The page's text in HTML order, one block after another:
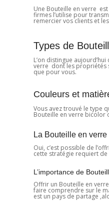
Une Bouteille en verre
firmes l’utilise pour
remercier vos clients et
Types de
L’on distingue
verre dont les propriétés
que pour vous.
Couleurs et
Vous avez trouvé le type
Bouteille en verre bicolor
La Bouteille en
Oui, c’est possible de
cette stratégie requiert de
L’importance de
Offrir un Bouteille en
faire comprendre sur le
est un pays de partage